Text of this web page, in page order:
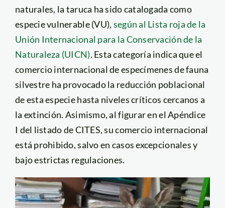
naturales, la taruca ha sido catalogada como
especie vulnerable (VU), según al Lista roja de la
Unión Internacional para la Conservación de la
Naturaleza (UICN). Esta categoría indica que el
comercio internacional de especímenes de fauna
silvestre ha provocado la reducción poblacional
de esta especie hasta niveles críticos cercanos a
la extinción. Asimismo, al figurar en el Apéndice
I del listado de CITES, su comercio internacional
está prohibido, salvo en casos excepcionales y
bajo estrictas regulaciones.